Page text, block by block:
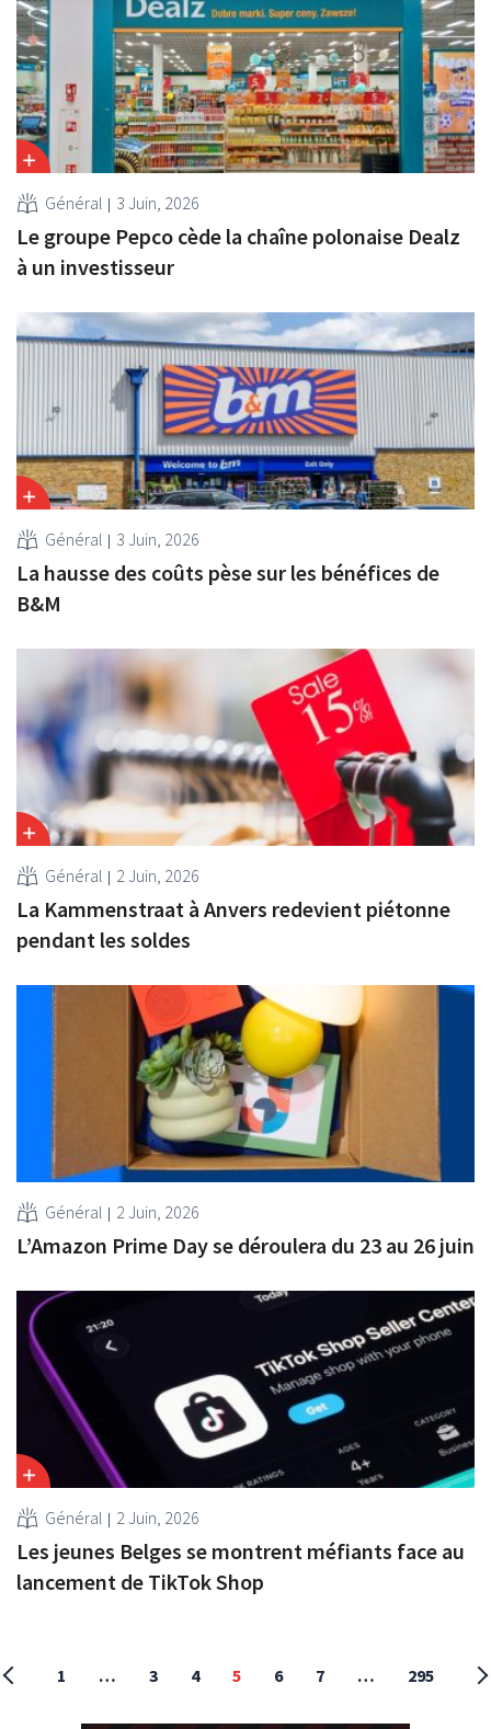
Général 3 Juin, 2026
Le groupe Pepco cède la chaîne polonaise Dealz
à un investisseur
Général 3 Juin, 2026
La hausse des coûts pèse sur les bénéfices de
B&M
Général 2 Juin, 2026
La Kammenstraat à Anvers redevient piétonne
pendant les soldes
Général 2 Juin, 2026
L’Amazon Prime Day se déroulera du 23 au 26 juin
Général 2 Juin, 2026
Les jeunes Belges se montrent méfiants face au
lancement de TikTok Shop
1 … 3 4 5 6 7 … 295